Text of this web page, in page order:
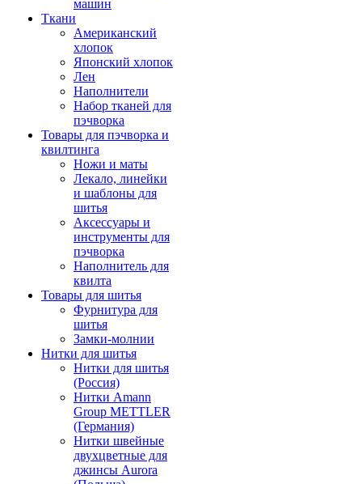
машин
Ткани
Американский
хлопок
Японский хлопок
Лен
Наполнители
Набор тканей для
пэчворка
Товары для пэчворка и
квилтинга
Ножи и маты
Лекало, линейки
и шаблоны для
шитья
Аксессуары и
инструменты для
пэчворка
Наполнитель для
квилта
Товары для шитья
Фурнитура для
шитья
Замки-молнии
Нитки для шитья
Нитки для шитья
(Россия)
Нитки Amann
Group METTLER
(Германия)
Нитки швейные
двухцветные для
джинсы Aurora